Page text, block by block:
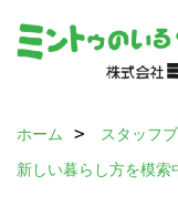
ホーム
スタッフ
新しい暮らし方を模索